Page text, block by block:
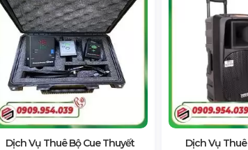
Dịch Vụ Thuê Bộ Cue Thuyết
Dịch Vụ